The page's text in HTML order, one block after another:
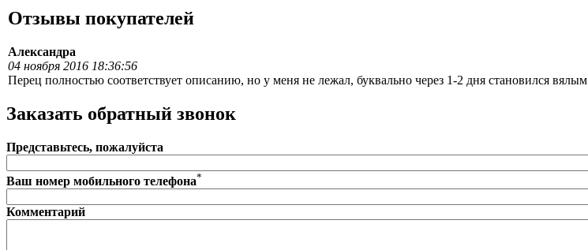
Отзывы покупателей
Александра
04 ноября 2016 18:36:56
Перец полностью соответствует описанию, но у меня не лежал, буквально через 1-2 дня становился вялым
Заказать обратный звонок
Представьтесь, пожалуйста
Ваш номер мобильного телефона*
Комментарий